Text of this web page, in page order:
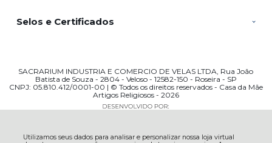
Utilizamos seus dados para analisar e personalizar nossa loja virtual
Selos e Certificados
SACRARIUM INDUSTRIA E COMERCIO DE VELAS LTDA, Rua João
Batista de Souza - 2804 - Veloso - 12582-150 - Roseira - SP
CNPJ: 05.810.412/0001-00 | © Todos os direitos reservados - Casa da Mãe
Artigos Religiosos - 2026